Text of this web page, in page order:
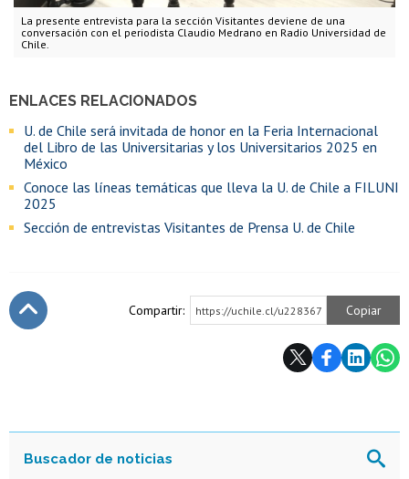
La presente entrevista para la sección Visitantes deviene de una
conversación con el periodista Claudio Medrano en Radio Universidad de
Chile.
ENLACES RELACIONADOS
U. de Chile será invitada de honor en la Feria Internacional
del Libro de las Universitarias y los Universitarios 2025 en
México
Conoce las líneas temáticas que lleva la U. de Chile a FILUNI
2025
Sección de entrevistas Visitantes de Prensa U. de Chile
Compartir: https://uchile.cl/u228367 Copiar